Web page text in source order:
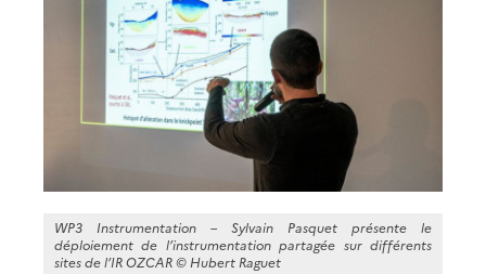
WP3 Instrumentation – Sylvain Pasquet présente le
déploiement de l’instrumentation partagée sur différents
sites de l’IR OZCAR © Hubert Raguet